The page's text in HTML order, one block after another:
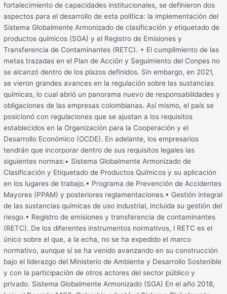
fortalecimiento de capacidades institucionales, se definieron dos
aspectos para el desarrollo de esta política: la implementación del
Sistema Globalmente Armonizado de clasificación y etiquetado de
productos químicos (SGA) y el Registro de Emisiones y
Transferencia de Contaminantes (RETC). + El cumplimiento de las
metas trazadas en el Plan de Acción y Seguimiento del Conpes no
se alcanzó dentro de los plazos definidos. Sin embargo, en 2021,
se vieron grandes avances en la regulación sobre las sustancias
químicas, lo cual abrió un panorama nuevo de responsabilidades y
obligaciones de las empresas colombianas. Así mismo, el país se
posicionó con regulaciones que se ajustan a los requisitos
establecidos en la Organización para la Cooperación y el
Desarrollo Económico (OCDE). En adelante, los empresarios
tendrán que incorporar dentro de sus requisitos legales las
siguientes normas:• Sistema Globalmente Armonizado de
Clasificación y Etiquetado de Productos Químicos y su aplicación
en los lugares de trabajo.• Programa de Prevención de Accidentes
Mayores (PPAM) y posteriores reglamentaciones.• Gestión integral
de las sustancias químicas de uso industrial, incluida su gestión del
riesgo.• Registro de emisiones y transferencia de contaminantes
(RETC). De los diferentes instrumentos normativos, l RETC es el
único sobre el que, a la echa, no se ha expedido el marco
normativo, aunque sí se ha venido avanzando en su construcción
bajo el liderazgo del Ministerio de Ambiente y Desarrollo Sostenible
y con la participación de otros actores del sector público y
privado. Sistema Globalmente Armonizado (SGA) En el año 2018,